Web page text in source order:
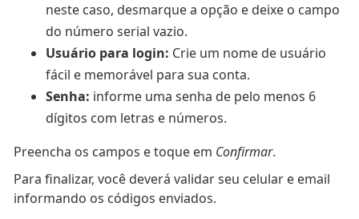
neste caso, desmarque a opção e deixe o campo
do número serial vazio.
Usuário para login: Crie um nome de usuário
fácil e memorável para sua conta.
Senha: informe uma senha de pelo menos 6
dígitos com letras e números.
Preencha os campos e toque em Confirmar.
Para finalizar, você deverá validar seu celular e email
informando os códigos enviados.